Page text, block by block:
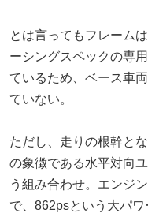
とは言ってもフレーム
ーシングスペックの専
ているため、ベース車
ていない。
ただし、走りの根幹と
の象徴である水平対向
う組み合わせ。エンジ
で、862psという大パ